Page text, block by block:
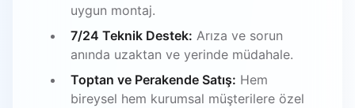
uygun montaj.
7/24 Teknik Destek: Arıza ve sorun
anında uzaktan ve yerinde müdahale.
Toptan ve Perakende Satış: Hem
bireysel hem kurumsal müşterilere özel